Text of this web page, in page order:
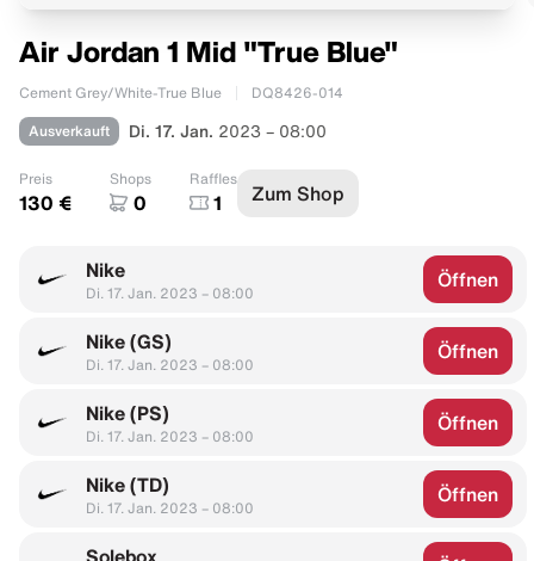
Air Jordan 1 Mid "True Blue"
Cement Grey/White-True Blue DQ8426-014
Ausverkauft Di. 17. Jan. 2023 – 08:00
Preis
130 €
Shops
0
Raffles
1 Zum Shop
Nike
Di. 17. Jan. 2023 – 08:00
Öffnen
Nike (GS)
Di. 17. Jan. 2023 – 08:00
Öffnen
Nike (PS)
Di. 17. Jan. 2023 – 08:00
Öffnen
Nike (TD)
Di. 17. Jan. 2023 – 08:00
Öffnen
Solebox